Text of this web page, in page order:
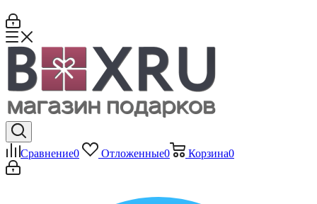
Сравнение0 Отложенные0 Корзина0